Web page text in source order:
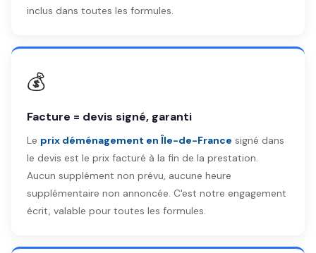
inclus dans toutes les formules.
💰
Facture = devis signé, garanti
Le prix déménagement en Île-de-France signé dans
le devis est le prix facturé à la fin de la prestation.
Aucun supplément non prévu, aucune heure
supplémentaire non annoncée. C'est notre engagement
écrit, valable pour toutes les formules.